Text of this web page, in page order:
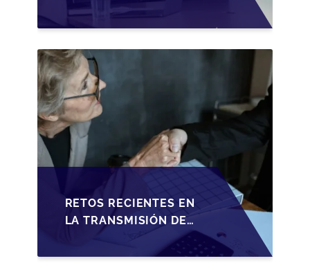
TRANSMISIÓN DE
PYMES ESPAÑOLAS
RETOS RECIENTES EN
LA TRANSMISIÓN DE
PYMES ESPAÑOLAS:
ADAPTACIONES